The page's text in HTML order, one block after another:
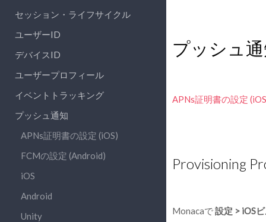
セッション・ライフサイクル
ユーザーID
デバイスID
ユーザープロフィール
イベントトラッキング
プッシュ通知
APNs証明書の設定 (iOS)
FCMの設定 (Android)
iOS
Android
Unity
プッシュ
APNs証明書の設定
Provisioning
Monacaで設定 > iOS